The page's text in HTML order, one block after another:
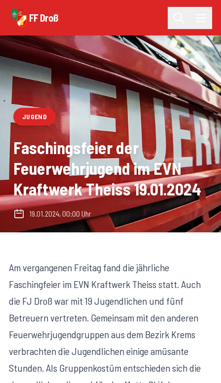
FF Droß
JUGEND
Faschingsfeier der
Feuerwehrjugend im EVN
Kraftwerk Theiss 19.01.2024
19.01.2024, 00:00 Uhr
Am vergangenen Freitag fand die jährliche
Faschingfeier im EVN Kraftwerk Theiss statt. Auch
die FJ Droß war mit 19 Jugendlichen und fünf
Betreuern vertreten. Gemeinsam mit den anderen
Feuerwehrjugendgruppen aus dem Bezirk Krems
verbrachten die Jugendlichen einige amüsante
Stunden. Als Gruppenkostüm entschieden sich die